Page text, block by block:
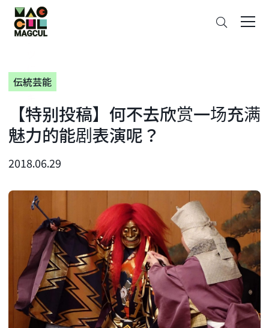
ン
テ
ン
に
ス
ッ
プ
伝統芸能
【特别投稿】何不去欣赏一场充满
魅力的能剧表演呢？
2018.06.29